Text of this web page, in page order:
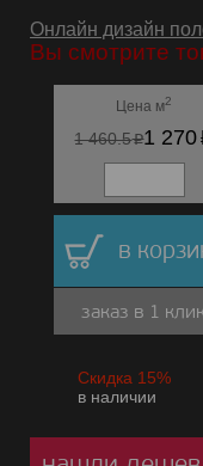
Онлайн дизайн
Вы смотрите
Цена м2
1 460.5p1 270
в
заказ в 1
Скидка 15%
в наличии